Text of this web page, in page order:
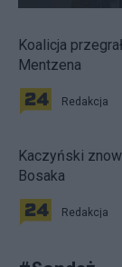
Koalicja
Mentzena
Redakcja
Kaczyński
Bosaka
Redakcja